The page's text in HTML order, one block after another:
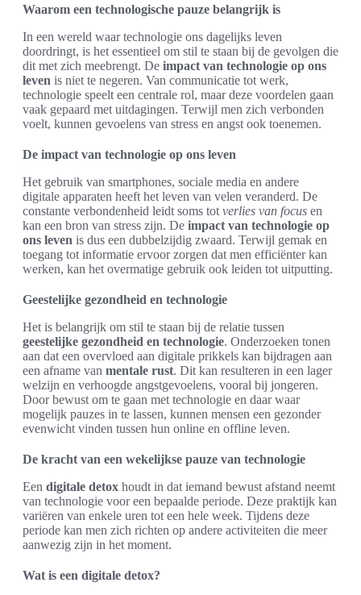
Waarom een technologische pauze belangrijk is
In een wereld waar technologie ons dagelijks leven
doordringt, is het essentieel om stil te staan bij de gevolgen die
dit met zich meebrengt. De impact van technologie op ons
leven is niet te negeren. Van communicatie tot werk,
technologie speelt een centrale rol, maar deze voordelen gaan
vaak gepaard met uitdagingen. Terwijl men zich verbonden
voelt, kunnen gevoelens van stress en angst ook toenemen.
De impact van technologie op ons leven
Het gebruik van smartphones, sociale media en andere
digitale apparaten heeft het leven van velen veranderd. De
constante verbondenheid leidt soms tot verlies van focus en
kan een bron van stress zijn. De impact van technologie op
ons leven is dus een dubbelzijdig zwaard. Terwijl gemak en
toegang tot informatie ervoor zorgen dat men efficiënter kan
werken, kan het overmatige gebruik ook leiden tot uitputting.
Geestelijke gezondheid en technologie
Het is belangrijk om stil te staan bij de relatie tussen
geestelijke gezondheid en technologie. Onderzoeken tonen
aan dat een overvloed aan digitale prikkels kan bijdragen aan
een afname van mentale rust. Dit kan resulteren in een lager
welzijn en verhoogde angstgevoelens, vooral bij jongeren.
Door bewust om te gaan met technologie en daar waar
mogelijk pauzes in te lassen, kunnen mensen een gezonder
evenwicht vinden tussen hun online en offline leven.
De kracht van een wekelijkse pauze van technologie
Een digitale detox houdt in dat iemand bewust afstand neemt
van technologie voor een bepaalde periode. Deze praktijk kan
variëren van enkele uren tot een hele week. Tijdens deze
periode kan men zich richten op andere activiteiten die meer
aanwezig zijn in het moment.
Wat is een digitale detox?